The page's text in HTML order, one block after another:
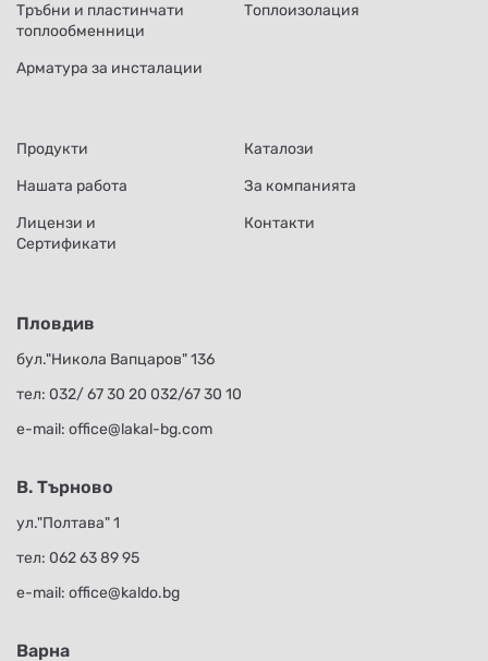
Тръбни и пластинчати
топлообменници
Топлоизолация
Арматура за инсталации
Продукти
Каталози
Нашата работа
За компанията
Лицензи и
Сертификати
Контакти
Пловдив
бул."Никола Вапцаров" 136
тел: 032/ 67 30 20 032/67 30 10
е-mail: office@lakal-bg.com
В. Търново
ул."Полтава" 1
тел: 062 63 89 95
е-mail: office@kaldo.bg
Варна